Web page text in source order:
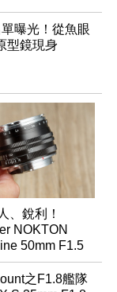
曝光！從魚眼
型鏡現身
、銳利！
NOKTON
50mm F1.5
之F1.8艦隊